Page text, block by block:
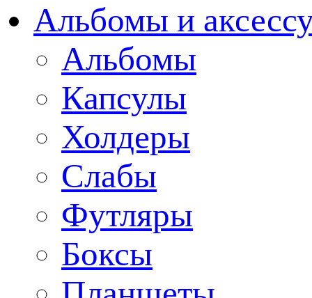
Альбомы и
Альбомы
Капсулы
Холдеры
Слабы
Футляры
Боксы